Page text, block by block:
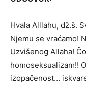
Hvala Alllahu, dž.š.
Njemu se vraćamo!
Uzvišenog Allaha!
homoseksualizam!!
izopačenost…